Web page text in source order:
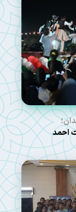
احمد